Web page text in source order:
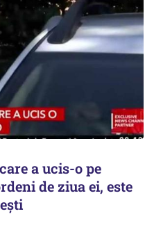
a ucis-o pe
de ziua ei, este